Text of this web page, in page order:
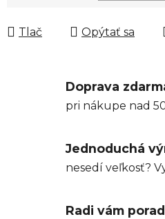
Jednotková cena:
Tlač Opýtať sa
Doprava
pri nákupe nad
Jednoduchá
nesedí veľkosť?
Radi vám